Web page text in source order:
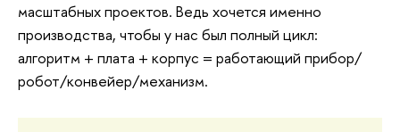
масштабных проектов. Ведь хочется именно
производства, чтобы у нас был полный цикл:
алгоритм + плата + корпус = работающий прибор/
робот/конвейер/механизм.